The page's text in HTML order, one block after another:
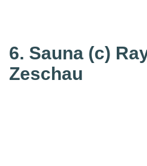
6. Sauna (c)
Zeschau